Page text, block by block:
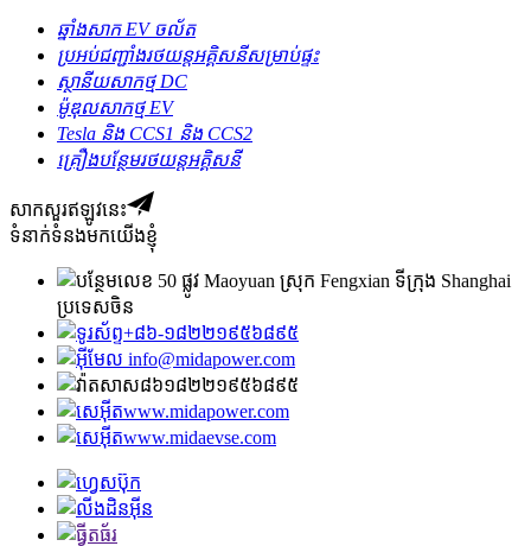
ឆ្នាំងសាក EV ចល័ត
ប្រអប់​ជញ្ជាំង​រថយន្ត​អគ្គិសនី​សម្រាប់​ផ្ទះ
ស្ថានីយសាកថ្ម DC
ម៉ូឌុលសាកថ្ម EV
Tesla និង CCS1 និង CCS2
គ្រឿងបន្ថែមរថយន្តអគ្គិសនី
សាកសួរឥឡូវនេះ
ទំនាក់ទំនងមកយើងខ្ញុំ
លេខ 50 ផ្លូវ Maoyuan ស្រុក Fengxian ទីក្រុង Shanghai
ប្រទេសចិន
+៨៦-១៨២២១៩៥៦៨៩៥
info@midapower.com
៨៦១៨២២១៩៥៦៨៩៥
www.midapower.com
www.midaevse.com